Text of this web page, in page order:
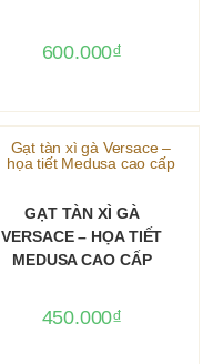
600.000₫
THÊM VÀO GIỎ HÀNG
GẠT TÀN XÌ GÀ
VERSACE – HỌA TIẾT
MEDUSA CAO CẤP
450.000₫